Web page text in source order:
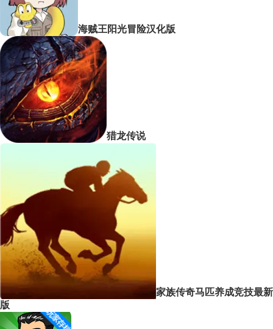
海贼王阳光冒险汉化版
猎龙传说
家族传奇马匹养成竞技最新
版